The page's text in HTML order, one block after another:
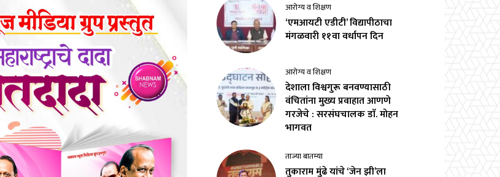
आरोग्य व शिक्षण
‘एमआयटी एडीटी’ विद्यापीठाचा
मंगळवारी ११वा वर्धापन दिन
आरोग्य व शिक्षण
देशाला विश्वगुरू बनवण्यासाठी
वंचितांना मुख्य प्रवाहात आणणे
गरजेचे : सरसंघचालक डाॅ. मोहन
भागवत
ताज्या बातम्या
तुकाराम मुंढे यांचे ‘जेन झी’ला